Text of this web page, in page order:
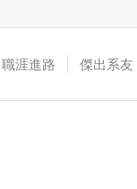
職涯進路 傑出系友